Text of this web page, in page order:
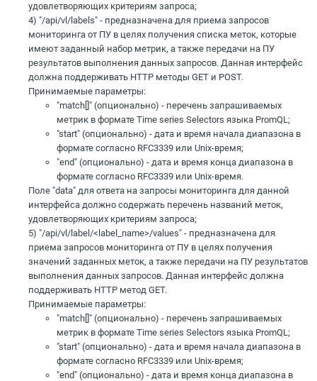
удовлетворяющих критериям запроса;
4) "/api/vl/labels" - предназначена для приема запросов
мониторинга от ПУ в целях получения списка меток, которые
имеют заданный набор метрик, а также передачи на ПУ
результатов выполнения данных запросов. Данная интерфейс
должна поддерживать HTTP методы GET и POST.
Принимаемые параметры:
"match[]" (опционально) - перечень запрашиваемых
метрик в формате Time series Selectors языка PromQL;
"start" (опционально) - дата и время начала диапазона в
формате согласно RFC3339 или Unix-время;
"end" (опционально) - дата и время конца диапазона в
формате согласно RFC3339 или Unix-время.
Поле "data" для ответа на запросы мониторинга для данной
интерфейса должно содержать перечень названий меток,
удовлетворяющих критериям запроса;
5) "/api/vl/label/<label_name>/values" - предназначена для
приема запросов мониторинга от ПУ в целях получения
значений заданных меток, а также передачи на ПУ результатов
выполнения данных запросов. Данная интерфейс должна
поддерживать HTTP метод GET.
Принимаемые параметры:
"match[]" (опционально) - перечень запрашиваемых
метрик в формате Time series Selectors языка PromQL;
"start" (опционально) - дата и время начала диапазона в
формате согласно RFC3339 или Unix-время;
"end" (опционально) - дата и время конца диапазона в